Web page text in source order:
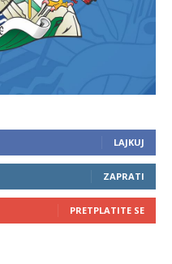
LAJKUJ
ZAPRATI
PRETPLATITE SE